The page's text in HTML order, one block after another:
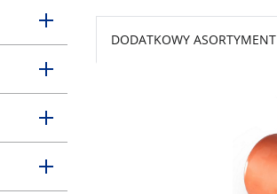
DODATKOWY ASORTYMENT